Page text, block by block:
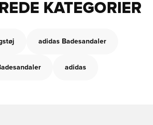
KATEGORIER
adidas Badesandaler
adidas